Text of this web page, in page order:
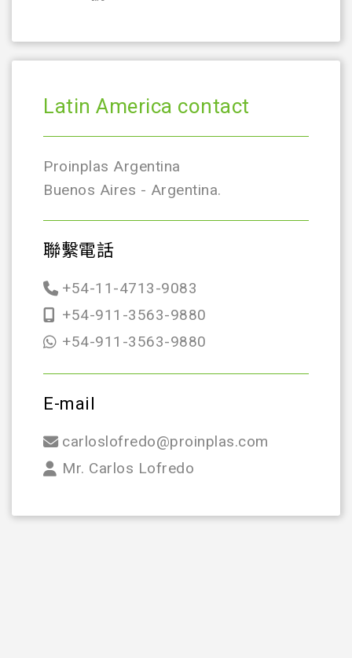
Latin America contact
Proinplas Argentina
Buenos Aires - Argentina.
聯繫電話
+54-11-4713-9083
+54-911-3563-9880
+54-911-3563-9880
E-mail
carloslofredo@proinplas.com
Mr. Carlos Lofredo